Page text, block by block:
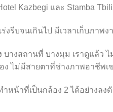
Kazbegi และ Stamba
งรีบจนเกินไป มีเวลาเก็บภา
บางสถานที่ บางมุม เราดูแล้ว
ง ไม่มีสายตาที่ช่างภาพอาชีพเ
ำหน้าที่เป็นกล้อง 2 ได้อย่างล